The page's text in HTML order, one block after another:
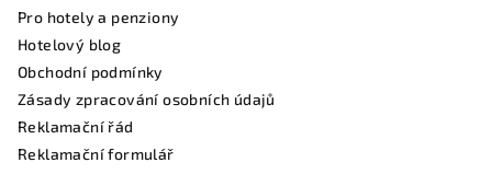
Pro hotely a penziony
Hotelový blog
Obchodní podmínky
Zásady zpracování osobních údajů
Reklamační řád
Reklamační formulář